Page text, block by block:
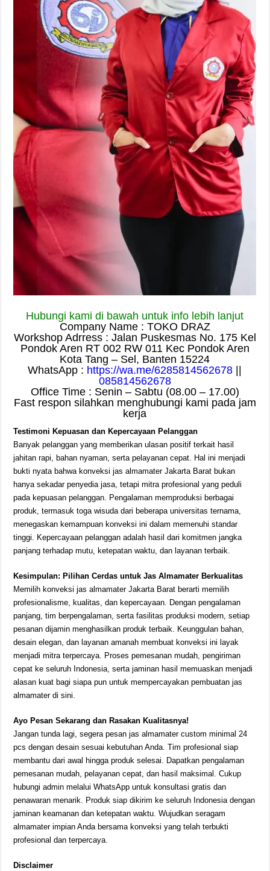
Hubungi kami di bawah untuk info lebih lanjut
Company Name : TOKO DRAZ
Workshop Adrress : Jalan Puskesmas No. 175 Kel
Pondok Aren RT 002 RW 011 Kec Pondok Aren
Kota Tang – Sel, Banten 15224
WhatsApp : https://wa.me/6285814562678 ||
085814562678
Office Time : Senin – Sabtu (08.00 – 17.00)
Fast respon silahkan menghubungi kami pada jam
kerja
Testimoni Kepuasan dan Kepercayaan Pelanggan
Banyak pelanggan yang memberikan ulasan positif terkait hasil
jahitan rapi, bahan nyaman, serta pelayanan cepat. Hal ini menjadi
bukti nyata bahwa konveksi jas almamater Jakarta Barat bukan
hanya sekadar penyedia jasa, tetapi mitra profesional yang peduli
pada kepuasan pelanggan. Pengalaman memproduksi berbagai
produk, termasuk toga wisuda dari beberapa universitas ternama,
menegaskan kemampuan konveksi ini dalam memenuhi standar
tinggi. Kepercayaan pelanggan adalah hasil dari komitmen jangka
panjang terhadap mutu, ketepatan waktu, dan layanan terbaik.
Kesimpulan: Pilihan Cerdas untuk Jas Almamater Berkualitas
Memilih konveksi jas almamater Jakarta Barat berarti memilih
profesionalisme, kualitas, dan kepercayaan. Dengan pengalaman
panjang, tim berpengalaman, serta fasilitas produksi modern, setiap
pesanan dijamin menghasilkan produk terbaik. Keunggulan bahan,
desain elegan, dan layanan amanah membuat konveksi ini layak
menjadi mitra terpercaya. Proses pemesanan mudah, pengiriman
cepat ke seluruh Indonesia, serta jaminan hasil memuaskan menjadi
alasan kuat bagi siapa pun untuk mempercayakan pembuatan jas
almamater di sini.
Ayo Pesan Sekarang dan Rasakan Kualitasnya!
Jangan tunda lagi, segera pesan jas almamater custom minimal 24
pcs dengan desain sesuai kebutuhan Anda. Tim profesional siap
membantu dari awal hingga produk selesai. Dapatkan pengalaman
pemesanan mudah, pelayanan cepat, dan hasil maksimal. Cukup
hubungi admin melalui WhatsApp untuk konsultasi gratis dan
penawaran menarik. Produk siap dikirim ke seluruh Indonesia dengan
jaminan keamanan dan ketepatan waktu. Wujudkan seragam
almamater impian Anda bersama konveksi yang telah terbukti
profesional dan terpercaya.
Disclaimer